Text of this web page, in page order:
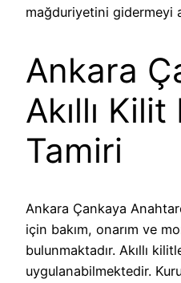
mağduriyetini gidermeyi
Ankara
Akıllı
Tamiri
Ankara Çankaya
için bakım, onarım ve
bulunmaktadır. Akıllı
uygulanabilmektedir.